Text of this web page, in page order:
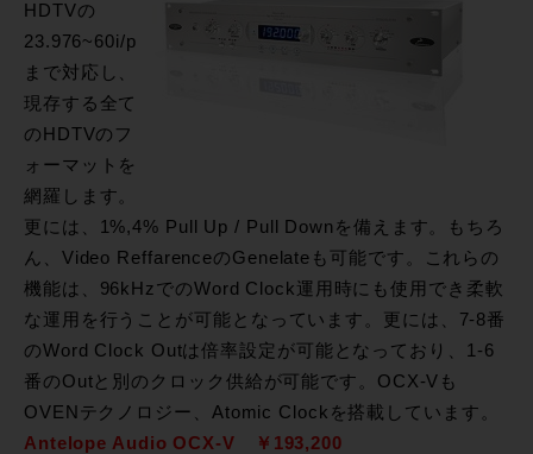
HDTVの
23.976~60i/p
まで対応し、
現存する全て
のHDTVのフ
ォーマットを
網羅します。
更には、1%,4% Pull Up / Pull Downを備えます。もちろ
ん、Video ReffarenceのGenelateも可能です。これらの
機能は、96kHzでのWord Clock運用時にも使用でき柔軟
な運用を行うことが可能となっています。更には、7-8番
のWord Clock Outは倍率設定が可能となっており、1-6
番のOutと別のクロック供給が可能です。OCX-Vも
OVENテクノロジー、Atomic Clockを搭載しています。
Antelope Audio OCX-V ￥193,200